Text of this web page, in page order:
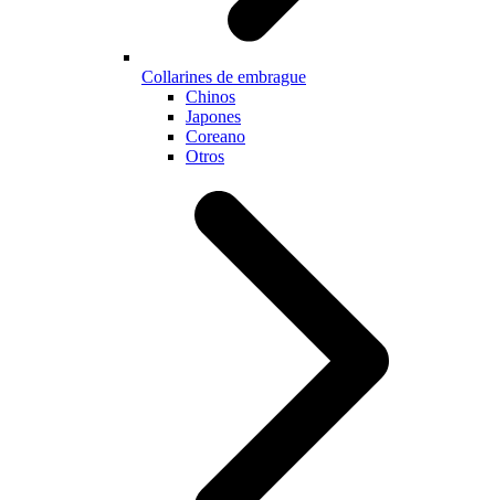
Collarines de embrague
Chinos
Japones
Coreano
Otros